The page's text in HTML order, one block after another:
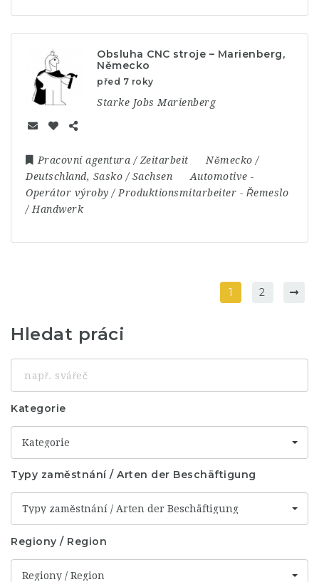
Obsluha CNC stroje – Marienberg,
Německo
před 7 roky
Starke Jobs Marienberg
Pracovní agentura / Zeitarbeit
Německo /
Deutschland, Sasko / Sachsen Automotive -
Operátor výroby / Produktionsmitarbeiter - Řemeslo
/ Handwerk
1 2
Hledat práci
svářeč
Kategorie
Kategorie
Typy zaměstnání / Arten der Beschäftigung
Typy zaměstnání / Arten der Beschäftigung
Regiony / Region
Regiony / Region